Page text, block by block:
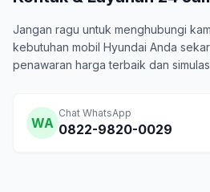
Jangan ragu untuk menghubungi
kebutuhan mobil Hyundai Anda
penawaran harga terbaik dan
WA
Chat WhatsApp
0822-9820-0029